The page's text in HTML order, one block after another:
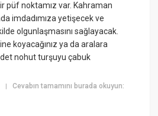
püf noktamız var. Kahraman
imdadımıza yetişecek ve
olgunlaşmasını sağlayacak.
koyacağınız ya da aralara
nohut turşuyu çabuk
|Cevabın tamamını burada okuyun: